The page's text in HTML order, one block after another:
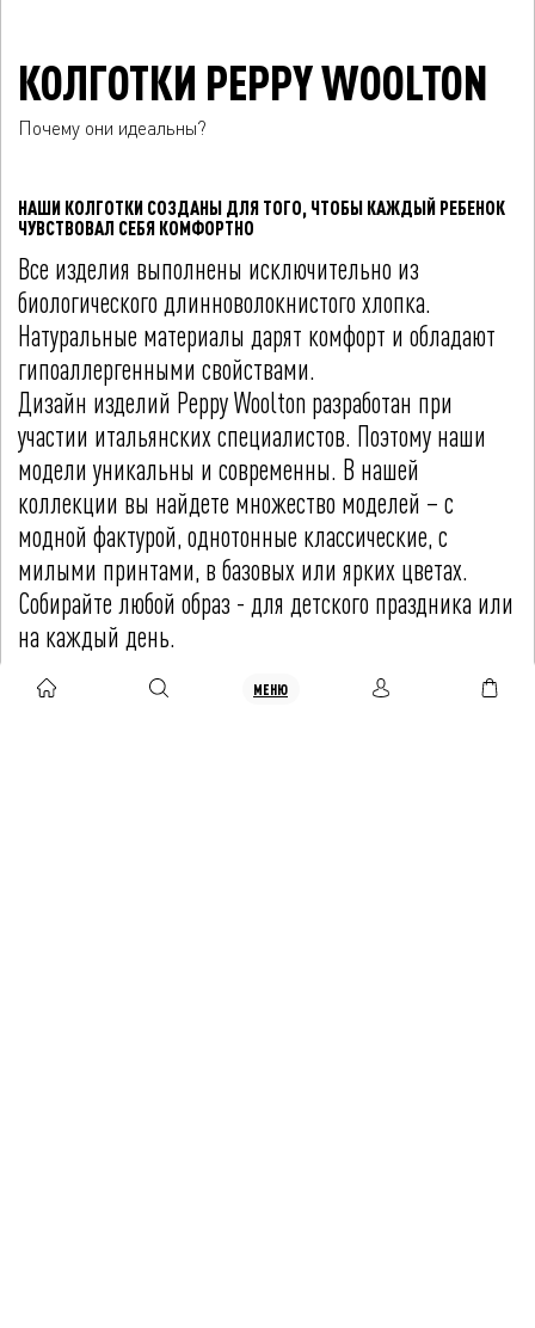
КОЛГОТКИ PEPPY WOOLTON
Почему они идеальны?
НАШИ КОЛГОТКИ СОЗДАНЫ ДЛЯ ТОГО, ЧТОБЫ КАЖДЫЙ РЕБЕНОК
ЧУВСТВОВАЛ СЕБЯ КОМФОРТНО
Все изделия выполнены исключительно из
биологического длинноволокнистого хлопка.
Натуральные материалы дарят комфорт и обладают
гипоаллергенными свойствами.
Дизайн изделий Peppy Woolton разработан при
участии итальянских специалистов. Поэтому наши
модели уникальны и современны. В нашей
коллекции вы найдете множество моделей – с
модной фактурой, однотонные классические, с
милыми принтами, в базовых или ярких цветах.
Собирайте любой образ - для детского праздника или
на каждый день.
МЕНЮ